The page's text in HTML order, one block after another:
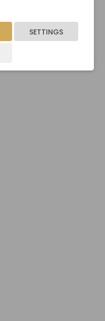
SETTINGS